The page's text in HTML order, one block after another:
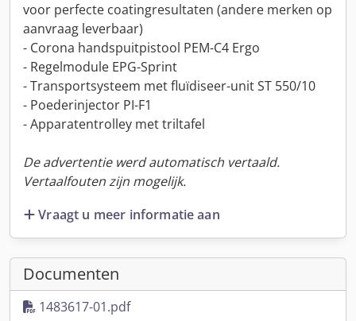
voor perfecte coatingresultaten (andere merken op
aanvraag leverbaar)
- Corona handspuitpistool PEM-C4 Ergo
- Regelmodule EPG-Sprint
- Transportsysteem met fluïdiseer-unit ST 550/10
- Poederinjector PI-F1
- Apparatentrolley met triltafel
De advertentie werd automatisch vertaald.
Vertaalfouten zijn mogelijk.
Vraagt u meer informatie aan
Documenten
1483617-01.pdf